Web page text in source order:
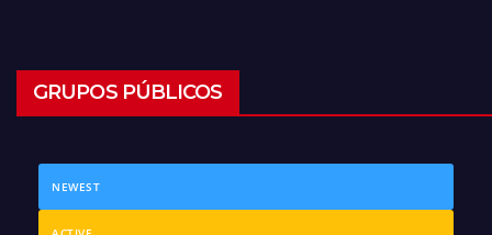
GRUPOS PÚBLICOS
NEWEST